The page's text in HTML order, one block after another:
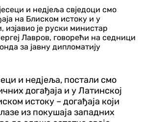
и недјеља свједоци смо
на Блиском истоку и у
изјавио је руски министар
Лавров, говорећи на седници
за јавну дипломатију
и недјеља, постали смо
догађаја и у Латинској
истоку – догађаја који
из покушаја западних